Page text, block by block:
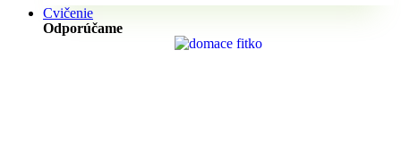
Cvičenie
Odporúčame